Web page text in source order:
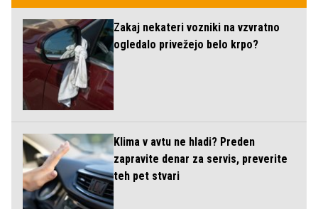
Zakaj nekateri vozniki na vzvratno
ogledalo privežejo belo krpo?
Klima v avtu ne hladi? Preden
zapravite denar za servis, preverite
teh pet stvari